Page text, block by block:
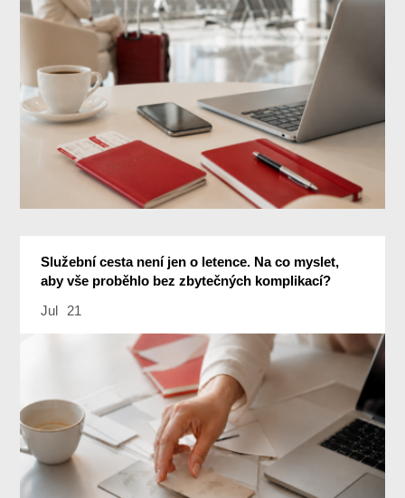
Služební cesta není jen o letence. Na co myslet,
aby vše proběhlo bez zbytečných komplikací?
Jul
21